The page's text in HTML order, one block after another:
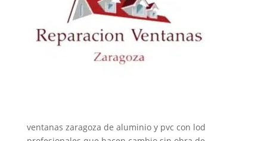
ventanas zaragoza de aluminio y pvc con lod